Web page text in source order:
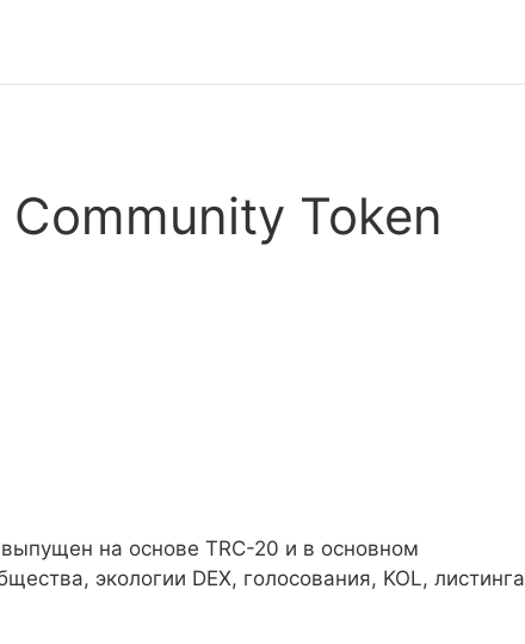
Token
на основе TRC-20 и в основном
экологии DEX, голосования, KOL, листинга